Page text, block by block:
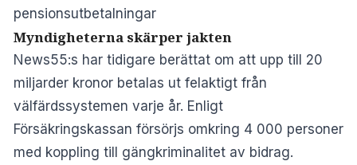
pensionsutbetalningar
Myndigheterna skärper jakten
News55:s har tidigare berättat om att upp till 20
miljarder kronor betalas ut felaktigt från
välfärdssystemen varje år. Enligt
Försäkringskassan försörjs omkring 4 000 personer
med koppling till gängkriminalitet av bidrag.